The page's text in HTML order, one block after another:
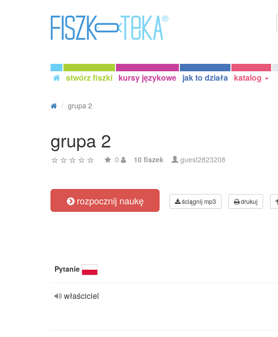
stwórz fiszki kursy językowe jak to działa katalog
grupa 2
grupa 2
0 10 fiszek guest2823208
rozpocznij naukę ściągnij mp3 drukuj
Pytanie
właściciel